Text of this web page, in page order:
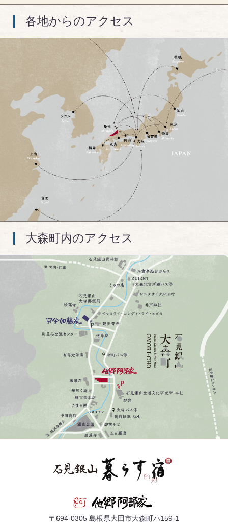
各地からのアクセス
大森町内のアクセス
〒694-0305 島根県大田市大森町ハ159-1